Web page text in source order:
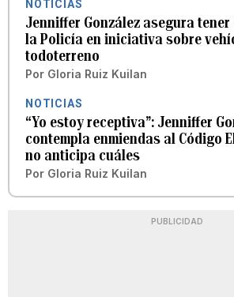
NOTICIAS
Jenniffer González asegura
la Policía en iniciativa sobre
todoterreno
Por Gloria Ruiz Kuilan
NOTICIAS
“Yo estoy receptiva”: Jenniffer
contempla enmiendas al Código
no anticipa cuáles
Por Gloria Ruiz Kuilan
PUBLICIDAD